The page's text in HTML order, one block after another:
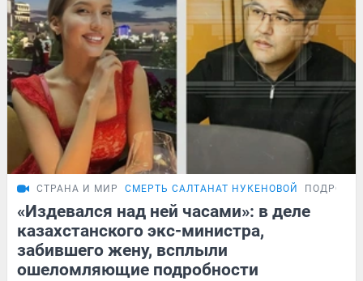
СТРАНА И МИР СМЕРТЬ САЛТАНАТ НУКЕНОВОЙ
«Издевался над ней часами»: в деле
казахстанского экс-министра,
забившего жену, всплыли
ошеломляющие подробности